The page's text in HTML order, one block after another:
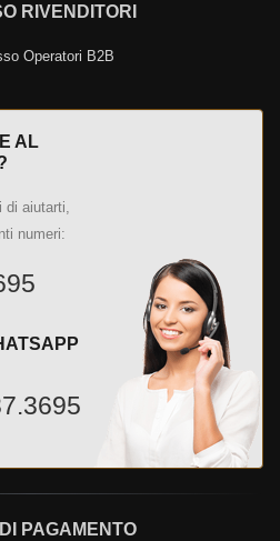
RIVENDITORI
Operatori B2B
AL
di aiutarti,
numeri:
PAGAMENTO